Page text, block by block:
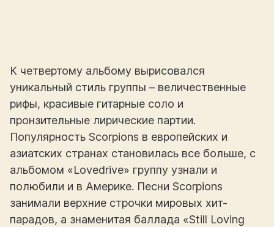
К четвертому альбому вырисовался
уникальный стиль группы – величественные
рифы, красивые гитарные соло и
пронзительные лирические партии.
Популярность Scorpions в европейских и
азиатских странах становилась все больше, с
альбомом «Lovedrive» группу узнали и
полюбили и в Америке. Песни Scorpions
занимали верхние строчки мировых хит-
парадов, а знаменитая баллада «Still Loving